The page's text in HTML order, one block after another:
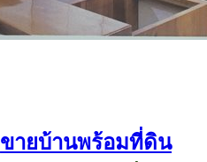
ขายบ้านพร้อมที่ดิน